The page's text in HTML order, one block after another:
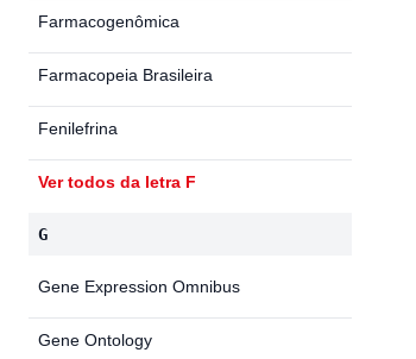
Farmacogenômica
Farmacopeia Brasileira
Fenilefrina
Ver todos da letra F
G
Gene Expression Omnibus
Gene Ontology